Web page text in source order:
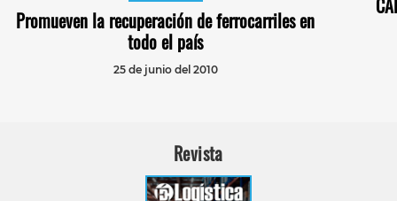
Promueven la recuperación de ferrocarriles en
todo el país
25 de junio del 2010
Revista